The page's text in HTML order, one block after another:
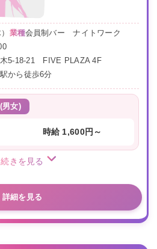
業種会員制バー ナイトワーク
木5-18-21 FIVE PLAZA 4F
から徒歩6分
男女)
時給 1,600円～
続きを見る
詳細を見る